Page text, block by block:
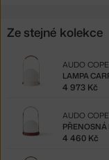
Ze stejné kolekce
LAMPA
AUDO
4 973 Kč
PŘENOSNÁ
AUDO
4 460 Kč